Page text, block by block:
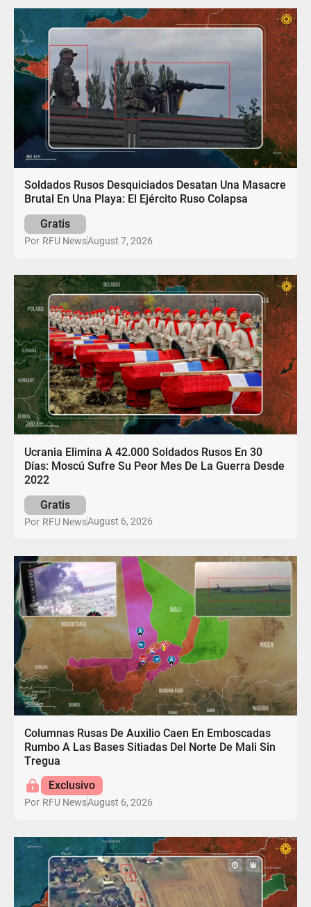
Soldados Rusos Desquiciados Desatan Una Masacre
Brutal En Una Playa: El Ejército Ruso Colapsa
Gratis
Por RFU NewsAugust 7, 2026
Ucrania Elimina A 42.000 Soldados Rusos En 30
Días: Moscú Sufre Su Peor Mes De La Guerra Desde
2022
Gratis
Por RFU NewsAugust 6, 2026
Columnas Rusas De Auxilio Caen En Emboscadas
Rumbo A Las Bases Sitiadas Del Norte De Mali Sin
Tregua
Exclusivo
Por RFU NewsAugust 6, 2026